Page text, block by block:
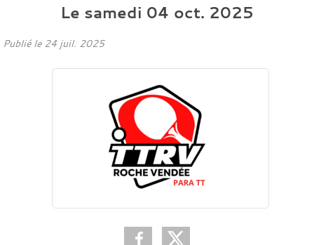
Le samedi 04 oct. 2025
Publié le 24 juil. 2025